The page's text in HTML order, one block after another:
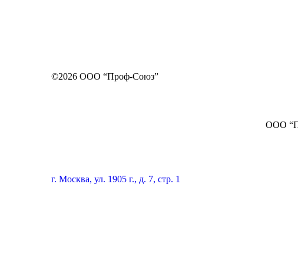
©2026 ООО “Проф-Союз”
ООО
г. Москва, ул. 1905 г., д. 7, стр. 1